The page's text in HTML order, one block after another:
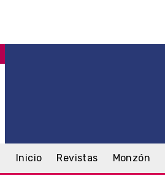
Inicio Revistas Monzón